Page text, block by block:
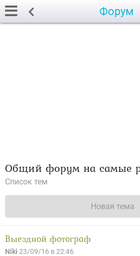
Форум
Общий форум на самые
Список тем
Новая тема
Выездной фотограф
Niki 23/09/16 в 22:46